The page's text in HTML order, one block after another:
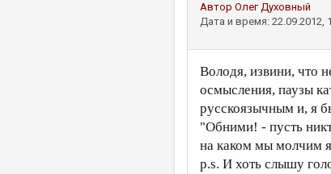
Автор Олег Духовный
Дата и время: 22.09.2012,
Володя, извини, что
осмысления, паузы
русскоязычным и, я
"Обними! - пусть
на каком мы молчим
p.s. И хоть слышу